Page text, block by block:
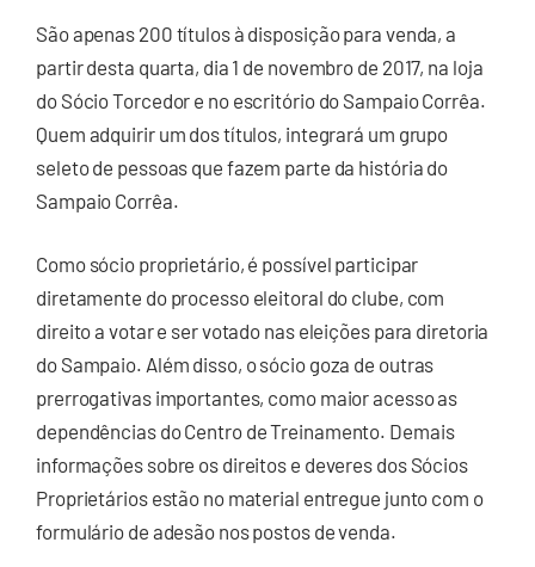
São apenas 200 títulos à disposição para venda, a
partir desta quarta, dia 1 de novembro de 2017, na loja
do Sócio Torcedor e no escritório do Sampaio Corrêa.
Quem adquirir um dos títulos, integrará um grupo
seleto de pessoas que fazem parte da história do
Sampaio Corrêa.
Como sócio proprietário, é possível participar
diretamente do processo eleitoral do clube, com
direito a votar e ser votado nas eleições para diretoria
do Sampaio. Além disso, o sócio goza de outras
prerrogativas importantes, como maior acesso as
dependências do Centro de Treinamento. Demais
informações sobre os direitos e deveres dos Sócios
Proprietários estão no material entregue junto com o
formulário de adesão nos postos de venda.